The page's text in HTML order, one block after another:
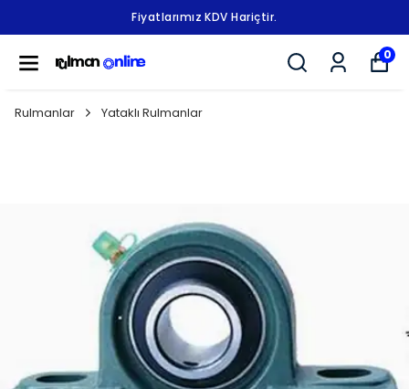
Fiyatlarımız KDV Hariçtir.
0
Rulmanlar Yataklı Rulmanlar